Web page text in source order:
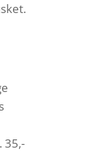
35,-